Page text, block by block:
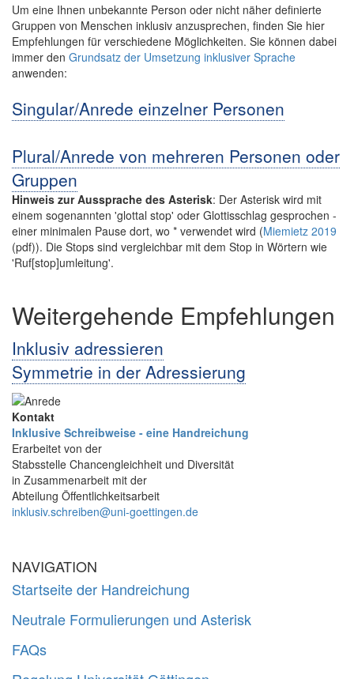
Um eine Ihnen unbekannte Person oder nicht näher definierte
Gruppen von Menschen inklusiv anzusprechen, finden Sie hier
Empfehlungen für verschiedene Möglichkeiten. Sie können dabei
immer den Grundsatz der Umsetzung inklusiver Sprache
anwenden:
Singular/Anrede einzelner Personen
Plural/Anrede von mehreren Personen oder
Gruppen
Hinweis zur Aussprache des Asterisk: Der Asterisk wird mit
einem sogenannten 'glottal stop' oder Glottisschlag gesprochen -
einer minimalen Pause dort, wo * verwendet wird (Miemietz 2019
(pdf)). Die Stops sind vergleichbar mit dem Stop in Wörtern wie
'Ruf[stop]umleitung'.
Weitergehende Empfehlungen
Inklusiv adressieren
Symmetrie in der Adressierung
Kontakt
Inklusive Schreibweise - eine Handreichung
Erarbeitet von der
Stabsstelle Chancengleichheit und Diversität
in Zusammenarbeit mit der
Abteilung Öffentlichkeitsarbeit
inklusiv.schreiben@uni-goettingen.de
NAVIGATION
Startseite der Handreichung
Neutrale Formulierungen und Asterisk
FAQs